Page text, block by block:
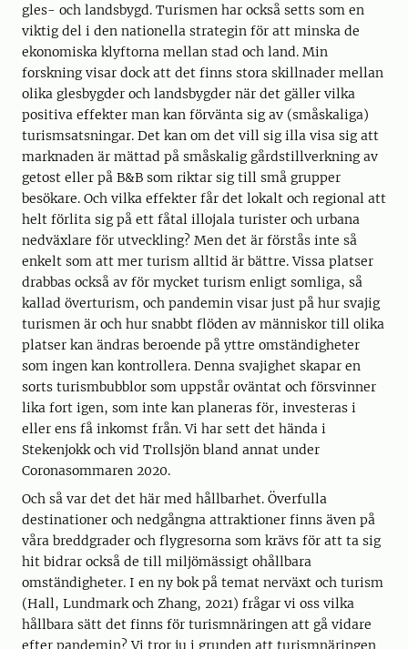
gles- och landsbygd. Turismen har också setts som en
viktig del i den nationella strategin för att minska de
ekonomiska klyftorna mellan stad och land. Min
forskning visar dock att det finns stora skillnader mellan
olika glesbygder och landsbygder när det gäller vilka
positiva effekter man kan förvänta sig av (småskaliga)
turismsatsningar. Det kan om det vill sig illa visa sig att
marknaden är mättad på småskalig gårdstillverkning av
getost eller på B&B som riktar sig till små grupper
besökare. Och vilka effekter får det lokalt och regional att
helt förlita sig på ett fåtal illojala turister och urbana
nedväxlare för utveckling? Men det är förstås inte så
enkelt som att mer turism alltid är bättre. Vissa platser
drabbas också av för mycket turism enligt somliga, så
kallad överturism, och pandemin visar just på hur svajig
turismen är och hur snabbt flöden av människor till olika
platser kan ändras beroende på yttre omständigheter
som ingen kan kontrollera. Denna svajighet skapar en
sorts turismbubblor som uppstår oväntat och försvinner
lika fort igen, som inte kan planeras för, investeras i
eller ens få inkomst från. Vi har sett det hända i
Stekenjokk och vid Trollsjön bland annat under
Coronasommaren 2020.
Och så var det det här med hållbarhet. Överfulla
destinationer och nedgångna attraktioner finns även på
våra breddgrader och flygresorna som krävs för att ta sig
hit bidrar också de till miljömässigt ohållbara
omständigheter. I en ny bok på temat nerväxt och turism
(Hall, Lundmark och Zhang, 2021) frågar vi oss vilka
hållbara sätt det finns för turismnäringen att gå vidare
efter pandemin? Vi tror ju i grunden att turismnäringen